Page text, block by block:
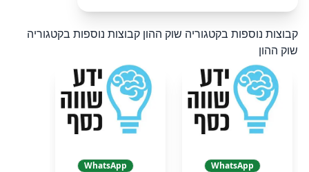
קבוצות נוספות בקטגוריה שוק ההון קבוצות נוספות בקטגוריה
שוק ההון
WhatsApp
WhatsApp